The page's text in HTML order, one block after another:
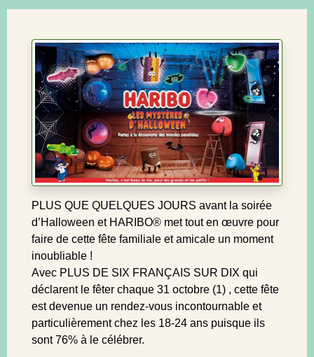
PLUS QUE QUELQUES JOURS avant la soirée
d’Halloween et HARIBO® met tout en œuvre pour
faire de cette fête familiale et amicale un moment
inoubliable !
Avec PLUS DE SIX FRANÇAIS SUR DIX qui
déclarent le fêter chaque 31 octobre (1) , cette fête
est devenue un rendez-vous incontournable et
particulièrement chez les 18-24 ans puisque ils
sont 76% à le célébrer.